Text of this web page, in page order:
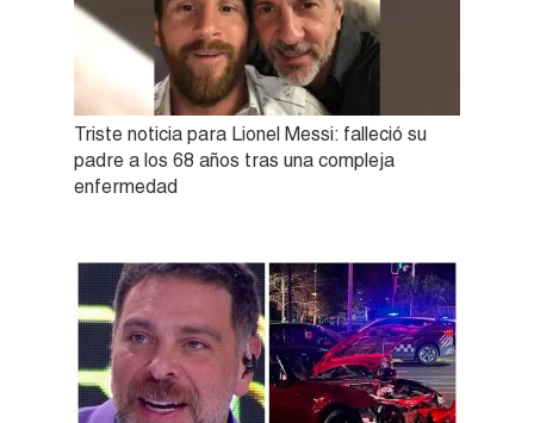
Triste noticia para Lionel Messi: falleció su
padre a los 68 años tras una compleja
enfermedad